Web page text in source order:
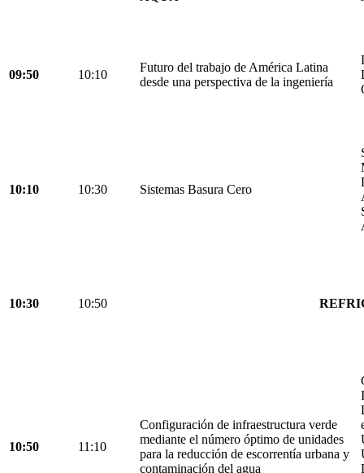
09:50 10:10
Futuro del trabajo de América Latina
desde una perspectiva de la ingeniería
10:10 10:30 Sistemas Basura Cero
10:30 10:50
10:50 11:10
Configuración de infraestructura verde
mediante el número óptimo de unidades
para la reducción de escorrentía urbana y
contaminación del agua